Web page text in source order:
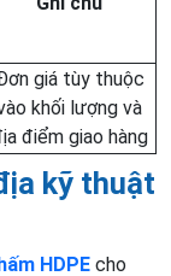
giá tùy thuộc
khối lượng và
điểm giao hàng
kỹ thuật
HDPE cho